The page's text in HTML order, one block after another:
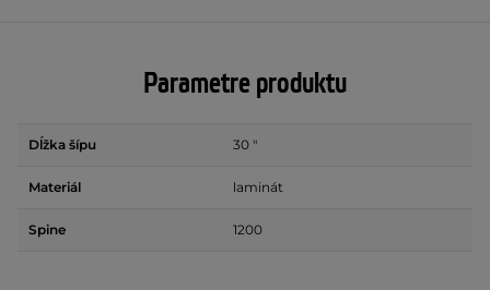
Parametre produktu
Dĺžka šípu 30 "
Materiál laminát
Spine 1200